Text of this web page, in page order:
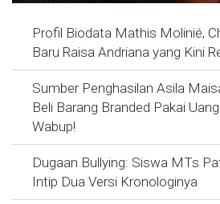
Profil Biodata Mathis Molinié,
Baru Raisa Andriana yang Kini
Sumber Penghasilan Asila
Beli Barang Branded Pakai
Wabup!
Dugaan Bullying: Siswa MTs
Intip Dua Versi Kronologinya